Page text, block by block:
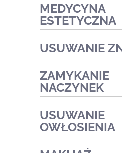
Zabiegi
Zabiegi
Zabiegi na
różowaty
Zabiegi
kwasach
przebarwienia
Zabiegi medyczne
Zabiegi
Zabiegi medyczne
MEDYCYNA
ESTETYCZNA
USUWANIE
ZAMYKANIE
NACZYNEK
USUWANIE
OWŁOSIENIA